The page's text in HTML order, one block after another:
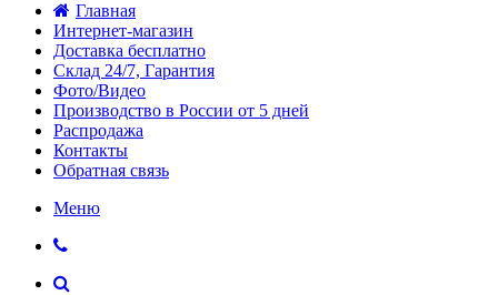
Главная
Интернет-магазин
Доставка бесплатно
Склад 24/7, Гарантия
Фото/Видео
Производство в России от 5 дней
Распродажа
Контакты
Обратная связь
Меню